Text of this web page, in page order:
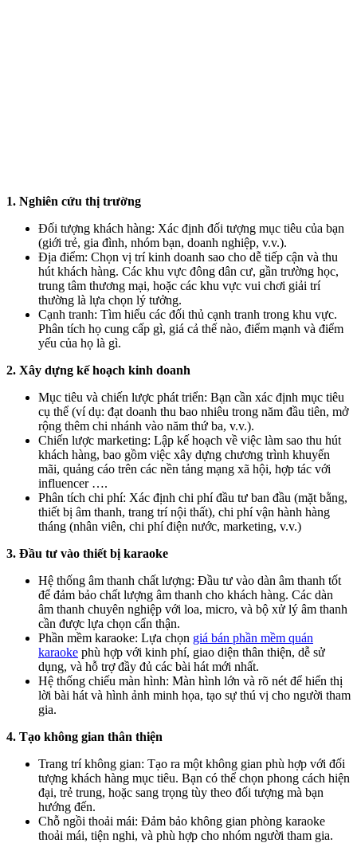
1. Nghiên cứu thị trường
Đối tượng khách hàng: Xác định đối tượng mục tiêu của bạn
(giới trẻ, gia đình, nhóm bạn, doanh nghiệp, v.v.).
Địa điểm: Chọn vị trí kinh doanh sao cho dễ tiếp cận và thu
hút khách hàng. Các khu vực đông dân cư, gần trường học,
trung tâm thương mại, hoặc các khu vực vui chơi giải trí
thường là lựa chọn lý tưởng.
Cạnh tranh: Tìm hiểu các đối thủ cạnh tranh trong khu vực.
Phân tích họ cung cấp gì, giá cả thế nào, điểm mạnh và điểm
yếu của họ là gì.
2. Xây dựng kế hoạch kinh doanh
Mục tiêu và chiến lược phát triển: Bạn cần xác định mục tiêu
cụ thể (ví dụ: đạt doanh thu bao nhiêu trong năm đầu tiên, mở
rộng thêm chi nhánh vào năm thứ ba, v.v.).
Chiến lược marketing: Lập kế hoạch về việc làm sao thu hút
khách hàng, bao gồm việc xây dựng chương trình khuyến
mãi, quảng cáo trên các nền tảng mạng xã hội, hợp tác với
influencer ….
Phân tích chi phí: Xác định chi phí đầu tư ban đầu (mặt bằng,
thiết bị âm thanh, trang trí nội thất), chi phí vận hành hàng
tháng (nhân viên, chi phí điện nước, marketing, v.v.)
3. Đầu tư vào thiết bị karaoke
Hệ thống âm thanh chất lượng: Đầu tư vào dàn âm thanh tốt
để đảm bảo chất lượng âm thanh cho khách hàng. Các dàn
âm thanh chuyên nghiệp với loa, micro, và bộ xử lý âm thanh
cần được lựa chọn cẩn thận.
Phần mềm karaoke: Lựa chọn giá bán phần mềm quán
karaoke phù hợp với kinh phí, giao diện thân thiện, dễ sử
dụng, và hỗ trợ đầy đủ các bài hát mới nhất.
Hệ thống chiếu màn hình: Màn hình lớn và rõ nét để hiển thị
lời bài hát và hình ảnh minh họa, tạo sự thú vị cho người tham
gia.
4. Tạo không gian thân thiện
Trang trí không gian: Tạo ra một không gian phù hợp với đối
tượng khách hàng mục tiêu. Bạn có thể chọn phong cách hiện
đại, trẻ trung, hoặc sang trọng tùy theo đối tượng mà bạn
hướng đến.
Chỗ ngồi thoải mái: Đảm bảo không gian phòng karaoke
thoải mái, tiện nghi, và phù hợp cho nhóm người tham gia.